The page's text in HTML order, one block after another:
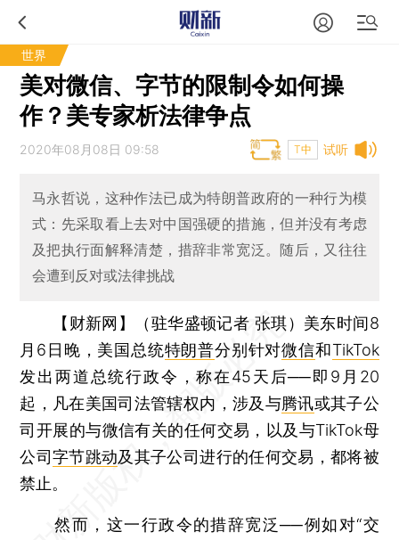
世界
美对微信、字节的限制令如何操
作？美专家析法律争点
试听
2020年08月08日 09:58 T中
马永哲说，这种作法已成为特朗普政府的一种行为模
式：先采取看上去对中国强硬的措施，但并没有考虑
及把执行面解释清楚，措辞非常宽泛。随后，又往往
会遭到反对或法律挑战
【财新网】（驻华盛顿记者 张琪） 美东时间8
月6日晚，美国总统特朗普分别针对微信和TikTok
发出两道总统行政令，称在45天后──即9月20
起，凡在美国司法管辖权内，涉及与腾讯或其子公
司开展的与微信有关的任何交易，以及与TikTok母
公司字节跳动及其子公司进行的任何交易，都将被
禁止。
然而，这一行政令的措辞宽泛──例如对“交